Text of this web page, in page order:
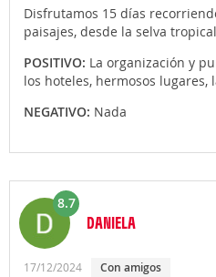
Disfrutamos 15 días
paisajes, desde la selva
POSITIVO: La organización y
los hoteles, hermosos
NEGATIVO: Nada
8.7
DANIELA
17/12/2024 Con amigos